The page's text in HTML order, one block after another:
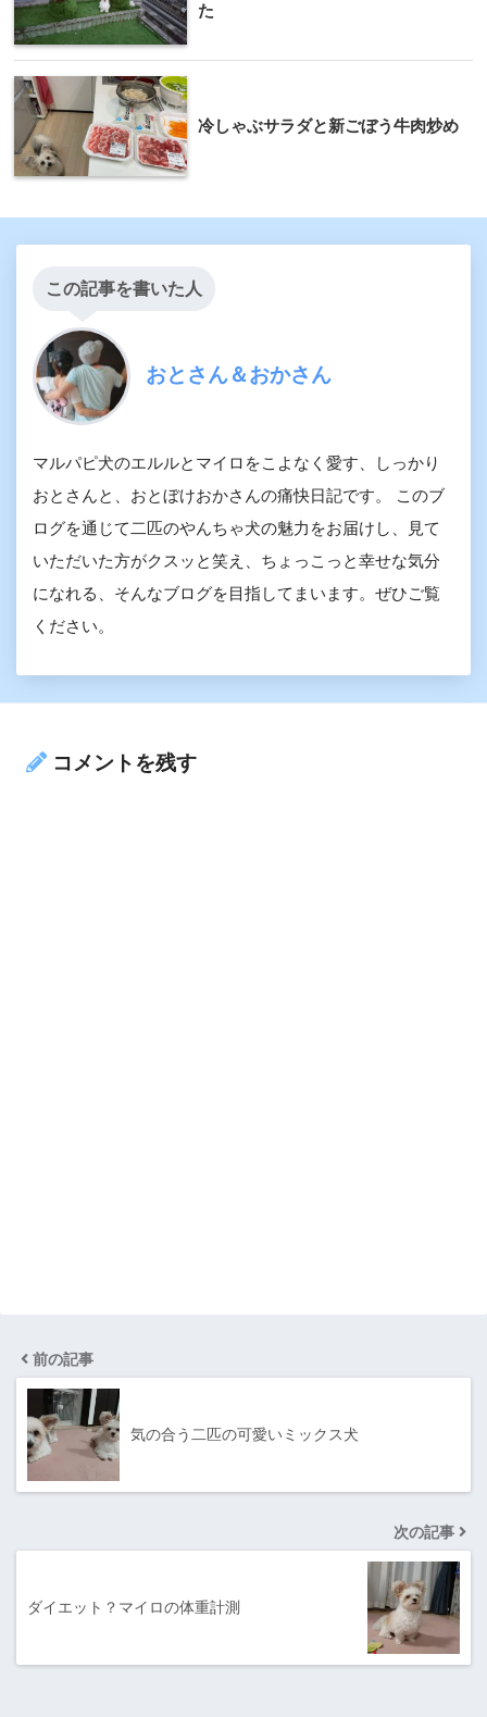
た
冷しゃぶサラダと新ごぼう牛肉炒め
この記事を書いた人
おとさん＆おかさん
マルパピ犬のエルルとマイロをこよなく愛す、しっかり
おとさんと、おとぼけおかさんの痛快日記です。 このブ
ログを通じて二匹のやんちゃ犬の魅力をお届けし、見て
いただいた方がクスッと笑え、ちょっこっと幸せな気分
になれる、そんなブログを目指してまいます。ぜひご覧
ください。
コメントを残す
前の記事
気の合う二匹の可愛いミックス犬
次の記事
ダイエット？マイロの体重計測